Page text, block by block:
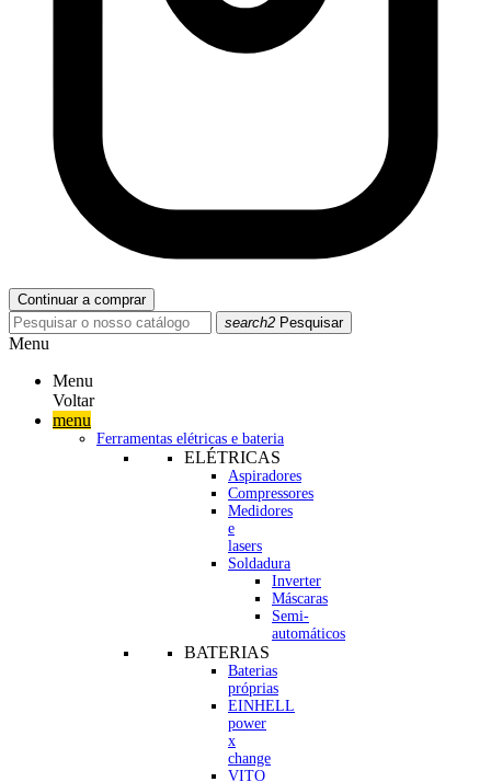
Continuar a comprar
search2 Pesquisar
Menu
Menu
Voltar
menu
Ferramentas elétricas e bateria
ELÉTRICAS
Aspiradores
Compressores
Medidores
e
lasers
Soldadura
Inverter
Máscaras
Semi-
automáticos
BATERIAS
Baterias
próprias
EINHELL
power
x
change
VITO